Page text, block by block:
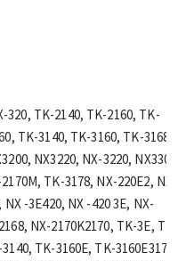
320, TK-2140, TK-2160, TK-
TK-3140, TK-3160, TK-3168,
NX3220, NX-3220, NX3300,
TK-3178, NX-220E2, NX-
-3E420, NX -420 3E, NX-
NX-2170K2170, TK-3E, TK-
TK-3160E, TK-3160E3170,